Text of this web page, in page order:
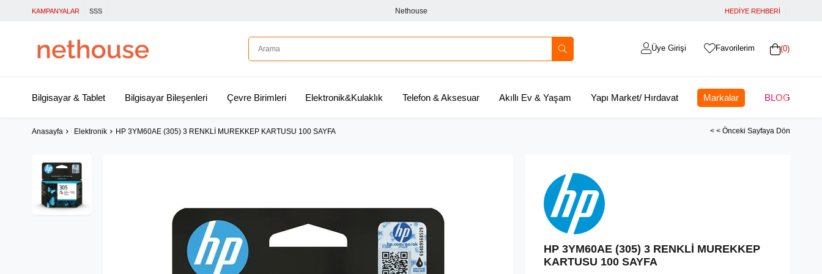
KAMPANYALAR SSS Nethouse HEDİYE REHBERİ
0
Favorilerim
Üye Girişi
Bilgisayar & Tablet Bilgisayar Bileşenleri Çevre Birimleri Elektronik&Kulaklık Telefon & Aksesuar Akıllı Ev & Yaşam Yapı Market/ Hırdavat Markalar BLOG
Anasayfa Elektronik HP 3YM60AE (305) 3 RENKLİ MUREKKEP KARTUSU 100 SAYFA < < Önceki Sayfaya Dön
HP 3YM60AE (305) 3 RENKLİ MUREKKEP
KARTUSU 100 SAYFA